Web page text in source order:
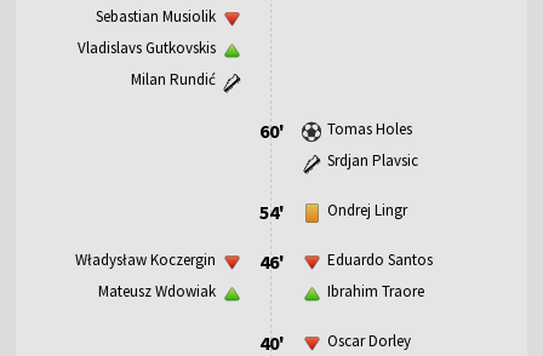
Sebastian Musiolik
Vladislavs Gutkovskis
Milan Rundić
60'
Tomas Holes
Srdjan Plavsic
54' Ondrej Lingr
46'
Władysław Koczergin
Mateusz Wdowiak
Eduardo Santos
Ibrahim Traore
40'
Oscar Dorley